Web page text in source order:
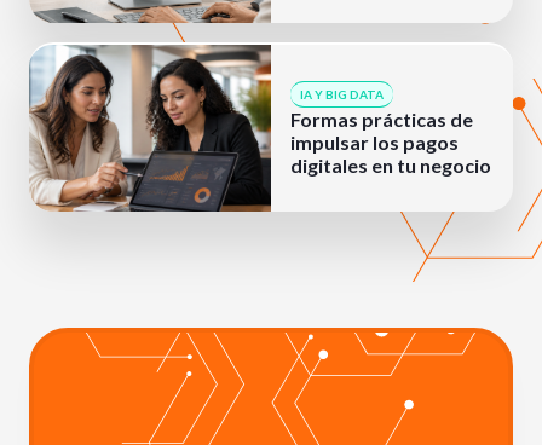
IA Y BIG DATA
Formas prácticas de
impulsar los pagos
digitales en tu negocio